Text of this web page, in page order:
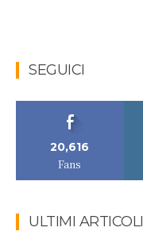
SEGUICI
20,616
Fans
ULTIMI ARTICOLI